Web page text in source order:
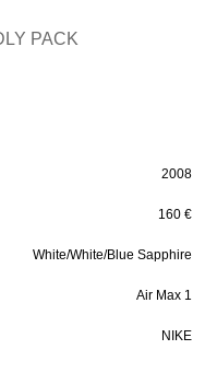
PACK
2008
160 €
White/White/Blue Sapphire
Air Max 1
NIKE